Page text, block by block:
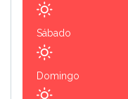
Sábado
Domingo